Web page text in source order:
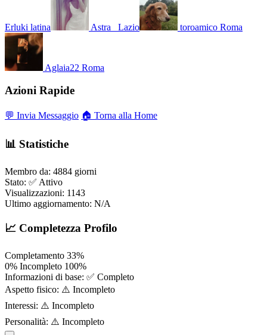
Erluki latina Astra_ Lazio toroamico Roma
Aglaia22 Roma
Azioni Rapide
💬 Invia Messaggio 🏠 Torna alla Home
📊 Statistiche
Membro da: 4884 giorni
Stato: ✅ Attivo
Visualizzazioni: 1143
Ultimo aggiornamento: N/A
📈 Completezza Profilo
Completamento 33%
0% Incompleto 100%
Informazioni di base: ✅ Completo
Aspetto fisico: ⚠️ Incompleto
Interessi: ⚠️ Incompleto
Personalità: ⚠️ Incompleto